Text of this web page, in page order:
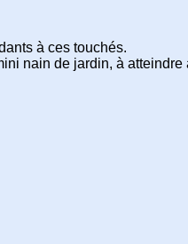
à ces touchés.
nain de jardin, à